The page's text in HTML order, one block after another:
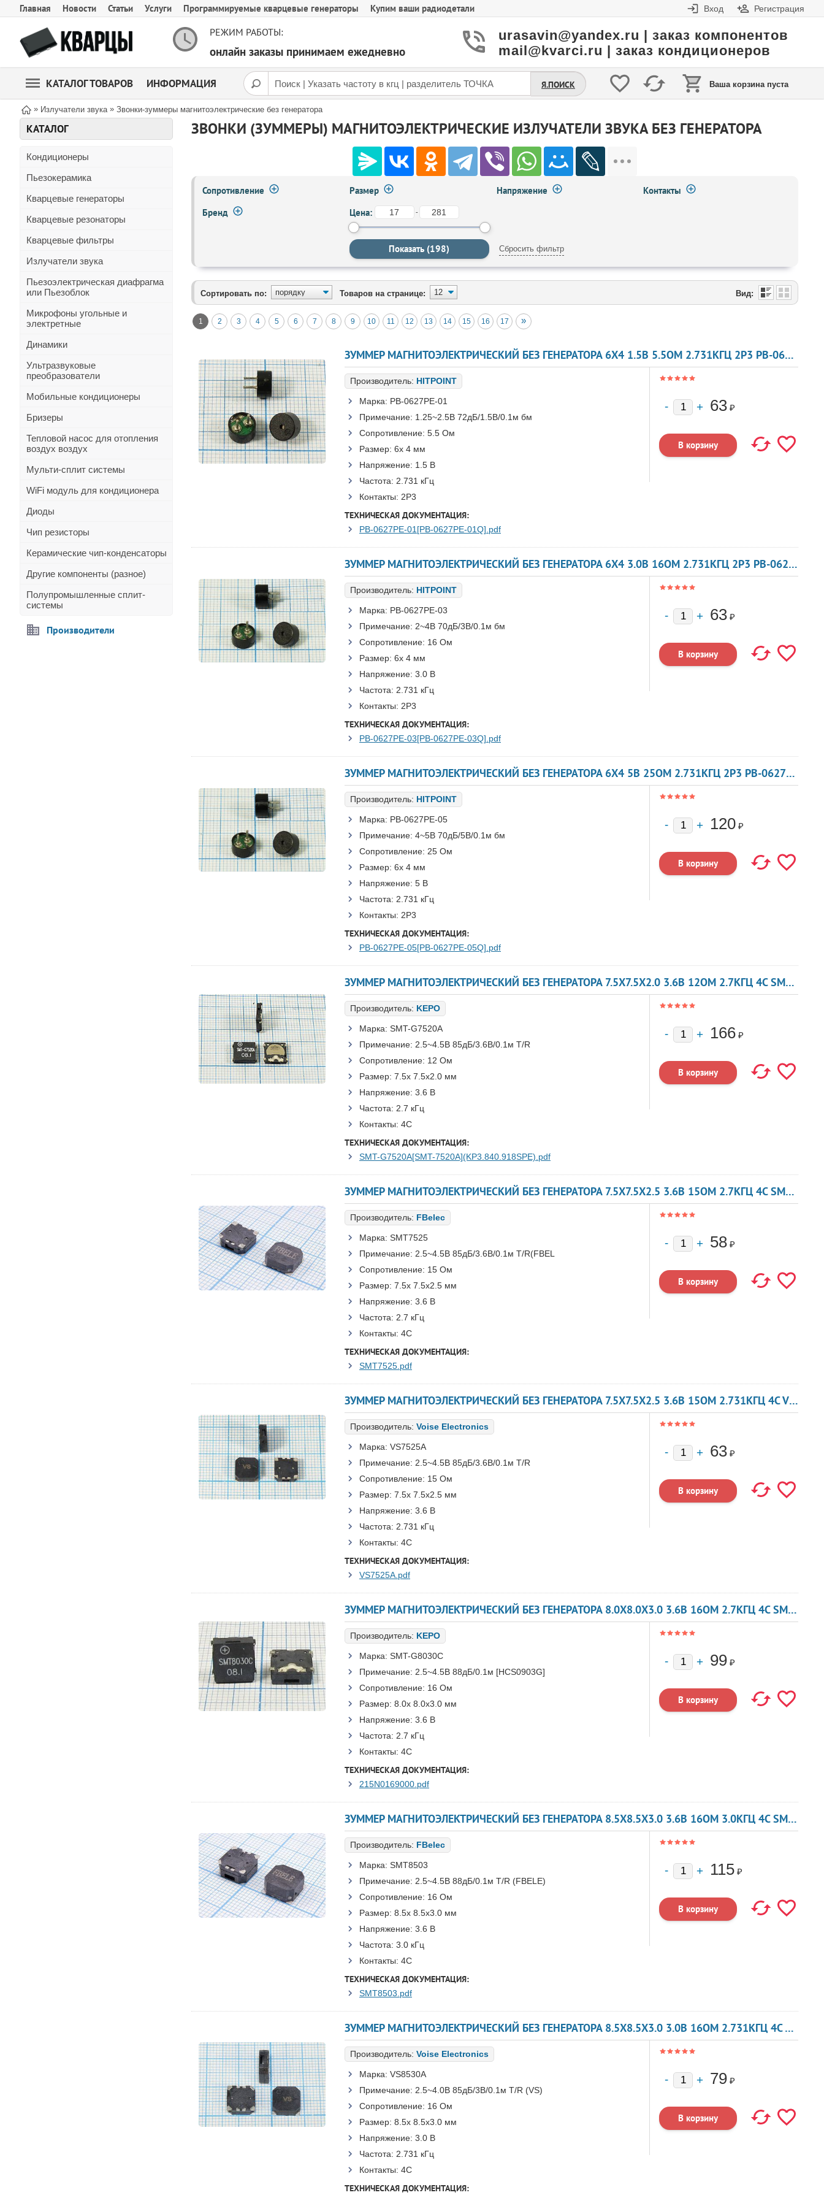
Главная Новости Статьи Услуги Программируемые кварцевые генераторы Купим ваши радиодетали Вход Регистрация
РЕЖИМ РАБОТЫ:
онлайн заказы принимаем ежедневно
urasavin@yandex.ru | заказ компонентов
mail@kvarci.ru | заказ кондиционеров
КАТАЛОГ ТОВАРОВ ИНФОРМАЦИЯ Ваша корзина пуста
Я.ПОИСК
» Излучатели звука » Звонки-зуммеры магнитоэлектрические без генератора
КАТАЛОГ
Кондиционеры
Пьезокерамика
Кварцевые генераторы
Кварцевые резонаторы
Кварцевые фильтры
Излучатели звука
Пьезоэлектрическая диафрагма
или Пьезоблок
Микрофоны угольные и
электретные
Динамики
Ультразвуковые
преобразователи
Мобильные кондиционеры
Бризеры
Тепловой насос для отопления
воздух воздух
Мульти-сплит системы
WiFi модуль для кондиционера
Диоды
Чип резисторы
Керамические чип-конденсаторы
Другие компоненты (разное)
Полупромышленные сплит-
системы
Производители
ЗВОНКИ (ЗУММЕРЫ) МАГНИТОЭЛЕКТРИЧЕСКИЕ ИЗЛУЧАТЕЛИ ЗВУКА БЕЗ ГЕНЕРАТОРА
Сопротивление Размер Напряжение
Контакты
Бренд
Цена: -
Сбросить фильтр
Сортировать по: Товаров на странице: Вид:
1 2 3 4 5 6 7 8 9 10 11 12 13 14 15 16 17 »
ЗУММЕР МАГНИТОЭЛЕКТРИЧЕСКИЙ БЕЗ ГЕНЕРАТОРА 6X4 1.5В 5.5ОМ 2.731КГЦ 2P3 PB-0627PE-01 HITPOINT
Производитель: HITPOINT
Марка: PB-0627PE-01
Примечание: 1.25~2.5В 72дБ/1.5В/0.1м бм
Сопротивление: 5.5 Ом
Размер: 6x 4 мм
Напряжение: 1.5 В
Частота: 2.731 кГц
Контакты: 2P3
ТЕХНИЧЕСКАЯ ДОКУМЕНТАЦИЯ:
PB-0627PE-01[PB-0627PE-01Q].pdf
63 ₽
ЗУММЕР МАГНИТОЭЛЕКТРИЧЕСКИЙ БЕЗ ГЕНЕРАТОРА 6X4 3.0В 16ОМ 2.731КГЦ 2P3 PB-0627PE-03 HITPOINT
Производитель: HITPOINT
Марка: PB-0627PE-03
Примечание: 2~4В 70дБ/3В/0.1м бм
Сопротивление: 16 Ом
Размер: 6x 4 мм
Напряжение: 3.0 В
Частота: 2.731 кГц
Контакты: 2P3
ТЕХНИЧЕСКАЯ ДОКУМЕНТАЦИЯ:
PB-0627PE-03[PB-0627PE-03Q].pdf
63 ₽
ЗУММЕР МАГНИТОЭЛЕКТРИЧЕСКИЙ БЕЗ ГЕНЕРАТОРА 6X4 5В 25ОМ 2.731КГЦ 2P3 PB-0627PE-05 HITPOINT
Производитель: HITPOINT
Марка: PB-0627PE-05
Примечание: 4~5В 70дБ/5В/0.1м бм
Сопротивление: 25 Ом
Размер: 6x 4 мм
Напряжение: 5 В
Частота: 2.731 кГц
Контакты: 2P3
ТЕХНИЧЕСКАЯ ДОКУМЕНТАЦИЯ:
PB-0627PE-05[PB-0627PE-05Q].pdf
120 ₽
ЗУММЕР МАГНИТОЭЛЕКТРИЧЕСКИЙ БЕЗ ГЕНЕРАТОРА 7.5X7.5X2.0 3.6В 12ОМ 2.7КГЦ 4C SMT-G7520A KEPO
Производитель: KEPO
Марка: SMT-G7520A
Примечание: 2.5~4.5В 85дБ/3.6В/0.1м T/R
Сопротивление: 12 Ом
Размер: 7.5x 7.5x2.0 мм
Напряжение: 3.6 В
Частота: 2.7 кГц
Контакты: 4C
ТЕХНИЧЕСКАЯ ДОКУМЕНТАЦИЯ:
SMT-G7520A[SMT-7520A](KP3.840.918SPE).pdf
166 ₽
ЗУММЕР МАГНИТОЭЛЕКТРИЧЕСКИЙ БЕЗ ГЕНЕРАТОРА 7.5X7.5X2.5 3.6В 15ОМ 2.7КГЦ 4C SMT7525 FBELEC
Производитель: FBelec
Марка: SMT7525
Примечание: 2.5~4.5В 85дБ/3.6В/0.1м T/R(FBEL
Сопротивление: 15 Ом
Размер: 7.5x 7.5x2.5 мм
Напряжение: 3.6 В
Частота: 2.7 кГц
Контакты: 4C
ТЕХНИЧЕСКАЯ ДОКУМЕНТАЦИЯ:
SMT7525.pdf
58 ₽
ЗУММЕР МАГНИТОЭЛЕКТРИЧЕСКИЙ БЕЗ ГЕНЕРАТОРА 7.5X7.5X2.5 3.6В 15ОМ 2.731КГЦ 4C VS7525A VOISE
Производитель: Voise Electronics
Марка: VS7525A
Примечание: 2.5~4.5В 85дБ/3.6В/0.1м T/R
Сопротивление: 15 Ом
Размер: 7.5x 7.5x2.5 мм
Напряжение: 3.6 В
Частота: 2.731 кГц
Контакты: 4C
ТЕХНИЧЕСКАЯ ДОКУМЕНТАЦИЯ:
VS7525A.pdf
63 ₽
ЗУММЕР МАГНИТОЭЛЕКТРИЧЕСКИЙ БЕЗ ГЕНЕРАТОРА 8.0X8.0X3.0 3.6В 16ОМ 2.7КГЦ 4C SMT-G8030C KEPO
Производитель: KEPO
Марка: SMT-G8030C
Примечание: 2.5~4.5В 88дБ/0.1м [HCS0903G]
Сопротивление: 16 Ом
Размер: 8.0x 8.0x3.0 мм
Напряжение: 3.6 В
Частота: 2.7 кГц
Контакты: 4C
ТЕХНИЧЕСКАЯ ДОКУМЕНТАЦИЯ:
215N0169000.pdf
99 ₽
ЗУММЕР МАГНИТОЭЛЕКТРИЧЕСКИЙ БЕЗ ГЕНЕРАТОРА 8.5X8.5X3.0 3.6В 16ОМ 3.0КГЦ 4C SMT8503 FBELEC
Производитель: FBelec
Марка: SMT8503
Примечание: 2.5~4.5В 88дБ/0.1м T/R (FBELE)
Сопротивление: 16 Ом
Размер: 8.5x 8.5x3.0 мм
Напряжение: 3.6 В
Частота: 3.0 кГц
Контакты: 4C
ТЕХНИЧЕСКАЯ ДОКУМЕНТАЦИЯ:
SMT8503.pdf
115 ₽
ЗУММЕР МАГНИТОЭЛЕКТРИЧЕСКИЙ БЕЗ ГЕНЕРАТОРА 8.5X8.5X3.0 3.0В 16ОМ 2.731КГЦ 4C VS8530A VOISE
Производитель: Voise Electronics
Марка: VS8530A
Примечание: 2.5~4.0В 85дБ/3В/0.1м T/R (VS)
Сопротивление: 16 Ом
Размер: 8.5x 8.5x3.0 мм
Напряжение: 3.0 В
Частота: 2.731 кГц
Контакты: 4C
ТЕХНИЧЕСКАЯ ДОКУМЕНТАЦИЯ:
79 ₽